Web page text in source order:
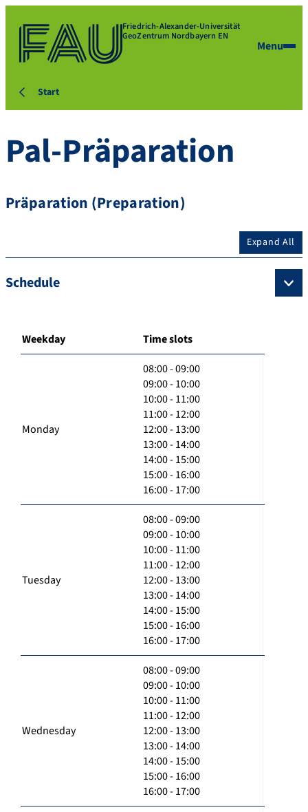
Friedrich-Alexander-Universität
GeoZentrum Nordbayern EN
Menu
Start
Pal-Präparation
Präparation (Preparation)
Expand All
Schedule
Weekday Time slots
Monday
08:00 - 09:00
09:00 - 10:00
10:00 - 11:00
11:00 - 12:00
12:00 - 13:00
13:00 - 14:00
14:00 - 15:00
15:00 - 16:00
16:00 - 17:00
Tuesday
08:00 - 09:00
09:00 - 10:00
10:00 - 11:00
11:00 - 12:00
12:00 - 13:00
13:00 - 14:00
14:00 - 15:00
15:00 - 16:00
16:00 - 17:00
Wednesday
08:00 - 09:00
09:00 - 10:00
10:00 - 11:00
11:00 - 12:00
12:00 - 13:00
13:00 - 14:00
14:00 - 15:00
15:00 - 16:00
16:00 - 17:00